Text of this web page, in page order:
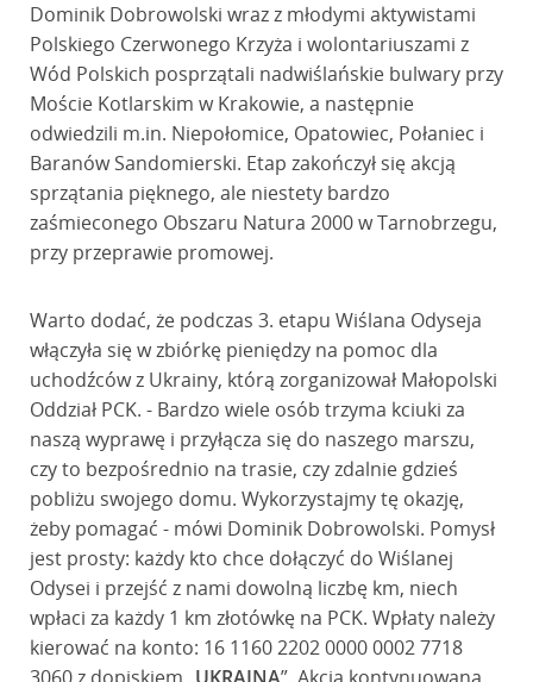
Dominik Dobrowolski wraz z młodymi aktywistami
Polskiego Czerwonego Krzyża i wolontariuszami z
Wód Polskich posprzątali nadwiślańskie bulwary przy
Moście Kotlarskim w Krakowie, a następnie
odwiedzili m.in. Niepołomice, Opatowiec, Połaniec i
Baranów Sandomierski. Etap zakończył się akcją
sprzątania pięknego, ale niestety bardzo
zaśmieconego Obszaru Natura 2000 w Tarnobrzegu,
przy przeprawie promowej.
Warto dodać, że podczas 3. etapu Wiślana Odyseja
włączyła się w zbiórkę pieniędzy na pomoc dla
uchodźców z Ukrainy, którą zorganizował Małopolski
Oddział PCK. - Bardzo wiele osób trzyma kciuki za
naszą wyprawę i przyłącza się do naszego marszu,
czy to bezpośrednio na trasie, czy zdalnie gdzieś
pobliżu swojego domu. Wykorzystajmy tę okazję,
żeby pomagać - mówi Dominik Dobrowolski. Pomysł
jest prosty: każdy kto chce dołączyć do Wiślanej
Odysei i przejść z nami dowolną liczbę km, niech
wpłaci za każdy 1 km złotówkę na PCK. Wpłaty należy
kierować na konto: 16 1160 2202 0000 0002 7718